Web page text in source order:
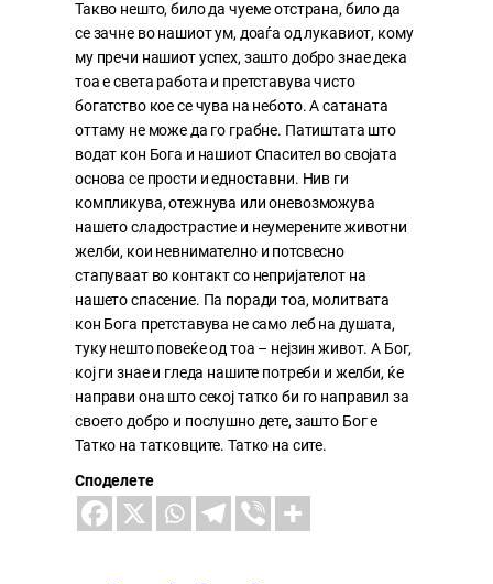
Такво нешто, било да чуеме отстрана, било да
се зачне во нашиот ум, доаѓа од лукавиот, кому
му пречи нашиот успех, зашто добро знае дека
тоа е света работа и претставува чисто
богатство кое се чува на небото. А сатаната
оттаму не може да го грабне. Патиштата што
водат кон Бога и нашиот Спасител во својата
основа се прости и едноставни. Нив ги
компликува, отежнува или оневозможува
нашето сладострастие и неумерените животни
желби, кои невнимателно и потсвесно
стапуваат во контакт со непријателот на
нашето спасение. Па поради тоа, молитвата
кон Бога претставува не само леб на душата,
туку нешто повеќе од тоа – нејзин живот. А Бог,
кој ги знае и гледа нашите потреби и желби, ќе
направи она што секој татко би го направил за
своето добро и послушно дете, зашто Бог е
Татко на татковците. Татко на сите.
Споделете